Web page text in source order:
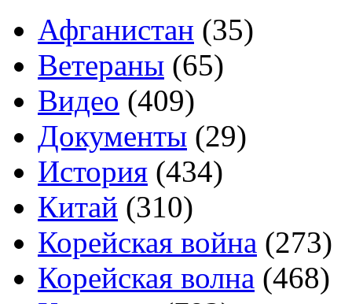
Афганистан (35)
Ветераны (65)
Видео (409)
Документы (29)
История (434)
Китай (310)
Корейская война (273)
Корейская волна (468)